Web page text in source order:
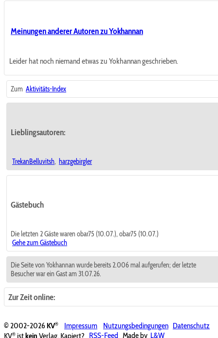
Meinungen anderer Autoren zu Yokhannan
Leider hat noch niemand etwas zu Yokhannan geschrieben.
Zum Aktivitäts-Index
Lieblingsautoren:
TrekanBelluvitsh, harzgebirgler
Gästebuch
Die letzten 2 Gäste waren obar75 (10.07.), obar75 (10.07.)
Gehe zum Gästebuch
Die Seite von Yokhannan wurde bereits 2.006 mal aufgerufen; der letzte
Besucher war ein Gast am 31.07.26.
Zur Zeit online:
© 2002-2026KV® Impressum Nutzungsbedingungen Datenschutz
KV® istkein Verlag. Kapiert? RSS-Feed Made by L&W